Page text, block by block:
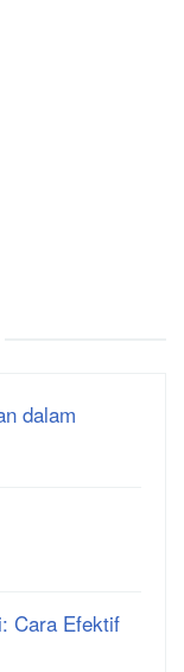
dalam
Cara Efektif